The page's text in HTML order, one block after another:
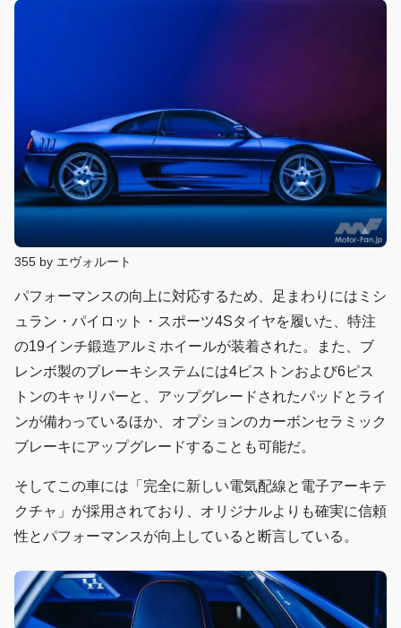
355 by エヴォルート
パフォーマンスの向上に対応するため、足まわりにはミシ
ュラン・パイロット・スポーツ4Sタイヤを履いた、特注
の19インチ鍛造アルミホイールが装着された。また、ブ
レンボ製のブレーキシステムには4ピストンおよび6ピス
トンのキャリパーと、アップグレードされたパッドとライ
ンが備わっているほか、オプションのカーボンセラミック
ブレーキにアップグレードすることも可能だ。
そしてこの車には「完全に新しい電気配線と電子アーキテ
クチャ」が採用されており、オリジナルよりも確実に信頼
性とパフォーマンスが向上していると断言している。